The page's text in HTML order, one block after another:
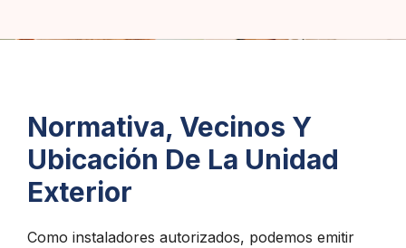
Normativa, Vecinos Y
Ubicación De La Unidad
Exterior
Como instaladores autorizados, podemos emitir